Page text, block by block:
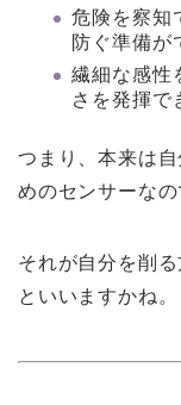
危険を察知
防ぐ準備が
繊細な感性
さを発揮で
つまり、本来は
めのセンサーなの
それが自分を削
といいますかね。